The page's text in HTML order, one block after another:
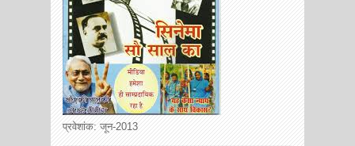
प्रवेशांक: जून-2013